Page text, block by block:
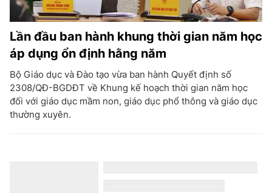
Lần đầu ban hành khung thời gian năm học
áp dụng ổn định hằng năm
Bộ Giáo dục và Đào tạo vừa ban hành Quyết định số
2308/QĐ-BGDĐT về Khung kế hoạch thời gian năm học
đối với giáo dục mầm non, giáo dục phổ thông và giáo dục
thường xuyên.